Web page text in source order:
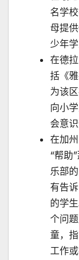
名学
母提
少年
在德
括《
为该
向小
会意识
在加
“帮助
乐部
有告
的学
个问
童，
工作